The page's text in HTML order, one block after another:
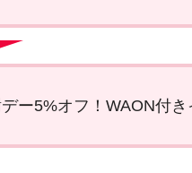
ー5%オフ！WAON付き